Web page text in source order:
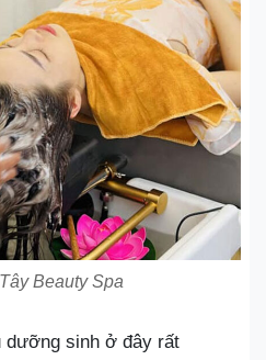
Beauty Spa
dưỡng sinh ở đây rất